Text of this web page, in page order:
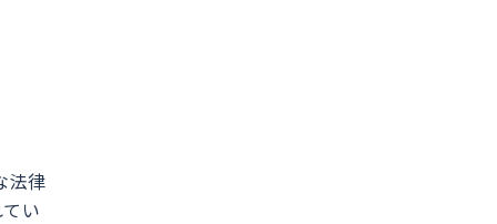
法律
い